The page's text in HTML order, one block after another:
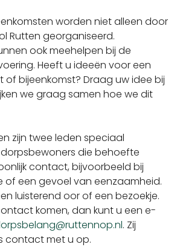
worden niet alleen door
Rutten georganiseerd.
ook meehelpen bij de
Heeft u ideeën voor een
bijeenkomst? Draag uw idee bij
we graag samen hoe we dit
zijn twee leden speciaal
die behoefte
contact, bijvoorbeeld bij
of een gevoel van eenzaamheid.
luisterend oor of een bezoekje.
komen, dan kunt u een e-
. Zij
contact met u op.